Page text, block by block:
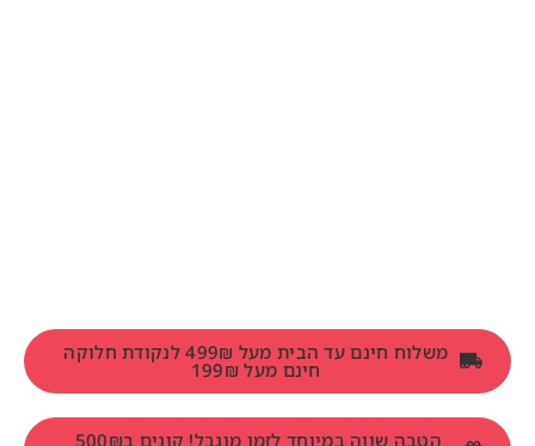
משלוח חינם עד הבית מעל 499₪ לנקודת חלוקה
חינם מעל 199₪
הטבה שווה במיוחד לזמן מוגבל! קונים ב500₪